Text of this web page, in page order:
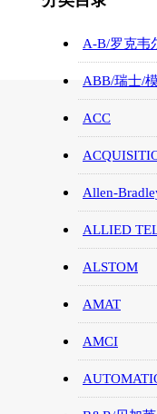
A-B/罗克韦
ABB/瑞士/
ACC
Allen-
ALLIED
ALSTOM
AMAT
AMCI